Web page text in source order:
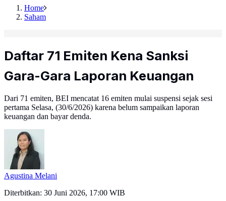
Home
Saham
Daftar 71 Emiten Kena Sanksi
Gara-Gara Laporan Keuangan
Dari 71 emiten, BEI mencatat 16 emiten mulai suspensi sejak sesi
pertama Selasa, (30/6/2026) karena belum sampaikan laporan
keuangan dan bayar denda.
Agustina Melani
Diterbitkan: 30 Juni 2026, 17:00 WIB